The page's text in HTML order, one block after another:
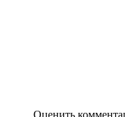
Оценить